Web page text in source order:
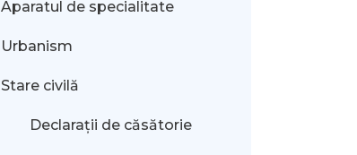
Aparatul de specialitate
Urbanism
Stare civilă
Declarații de căsătorie